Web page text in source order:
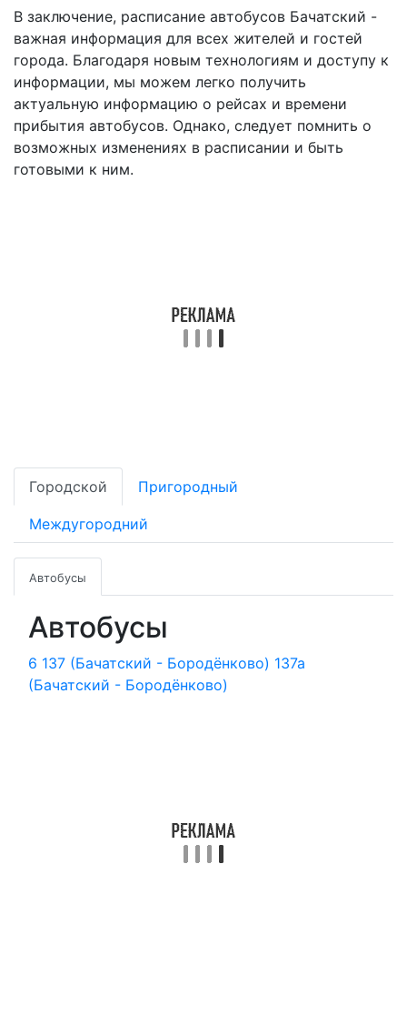
В заключение, расписание автобусов Бачатский -
важная информация для всех жителей и гостей
города. Благодаря новым технологиям и доступу к
информации, мы можем легко получить
актуальную информацию о рейсах и времени
прибытия автобусов. Однако, следует помнить о
возможных изменениях в расписании и быть
готовыми к ним.
Городской Пригородный
Междугородний
Автобусы
Автобусы
6 137 (Бачатский - Бородёнково) 137а
(Бачатский - Бородёнково)